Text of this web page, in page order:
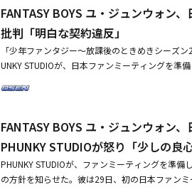
ついて語り、「僕と一緒に活動したいと言って
あるため、訴訟の件が終わったら安全に進めたい
ので、また失望をさせたくないため、最後まで
を表した。・PHUNKY STUDIO、FANTASY
せぬ事情により」
だけを歪曲し、締結されたこともない専属契約
とは、裁判所の判決を無視することであり、虚
行為だ」と批判した。ユ・ジュンウォンは昨年6
り、グループFANTASY BOYSのメンバーとして
とグループからの無断離脱などで対立した。彼は
分を申請したが、敗訴した。・FANTASY BOYS
論「契約違反？正式に締結していない」・
文化体育観光部が告示した大衆文化芸術家（歌
した。PHUNKY STUDIOがユ・ジュンウォンを
損害賠償訴訟の弁論期日は、今月27日に行われる。
ETDOL STUDIOとPHUNKY STUDIOに、自身の芸
が、裁判所はPOCKETDOL STUDIO、PHUNKY
ないため、2社が彼の芸能活動を妨害する根拠や
た。さらに、「契約効力停止の仮処分決定文を
CKETDOL STUDIO、PHUNKY STUDIO）の間に
託することにする抽象的な合意があるだけで、
えた。続けて「上記のように明白な裁判所の決
という内容だけを歪曲し、締結されたこともな
主張することは、裁判所の判決を無視すること
を傷つける行為だ」と主張した。MBC「少年フ
FANTASY BOYS ユ・ジュンウォン
批判「明白な契約違反」
「少年ファンタジー～放課後のときめきシーズ
UNKY STUDIOが、日本ファンミーティングを準
「当社は先立って、ユ・ジュンウォンが契約に
近、ハックルベリーとユ・ジュンウォンのファ
pple Monsterという会社であることを確認した
力停止仮処分申請で敗訴しているため、当社に
ことは、明白な契約違反だ」と強調した。
放置しないつもりであり、制作会社であるApple
FANTASY BOYS ユ・ジュンウォン
PHUNKY STUDIOが怒り「少しの良
PHUNKY STUDIOが、ファンミーティングを準
の方針を知らせた。彼は29日、初の日本ファン